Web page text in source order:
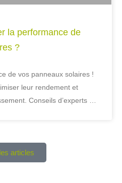
la performance de
?
de vos panneaux solaires !
leur rendement et
Conseils d’experts …
articles